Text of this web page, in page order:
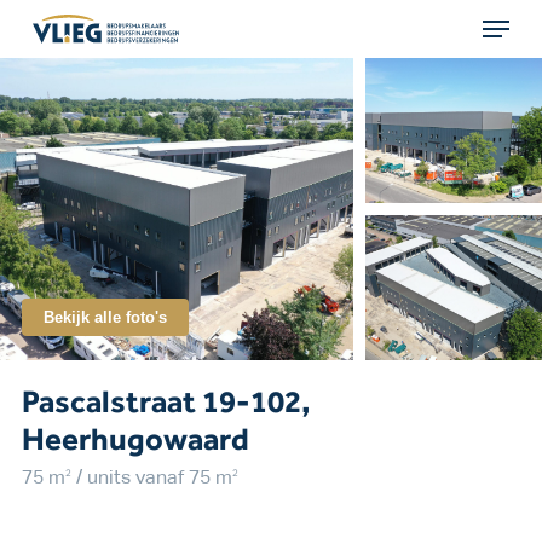
content
Menu
Bekijk alle foto's
Pascalstraat 19-102,
Heerhugowaard
75 m2 / units vanaf 75 m2